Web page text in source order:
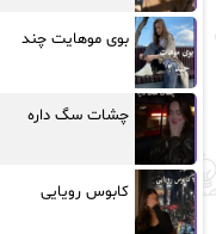
بوی موهایت چند
چشات سگ داره
کابوس رویایی